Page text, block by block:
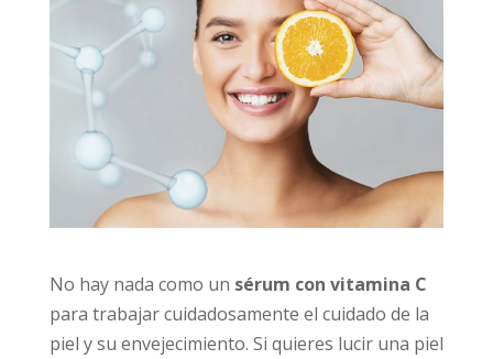
No hay nada como un sérum con vitamina C
para trabajar cuidadosamente el cuidado de la
piel y su envejecimiento. Si quieres lucir una piel